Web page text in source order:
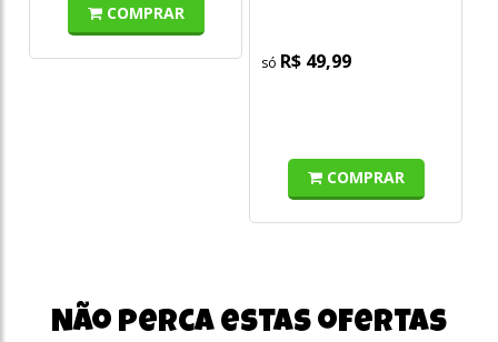
COMPRAR
R$ 49,99
COMPRAR
Não perca estas ofertas